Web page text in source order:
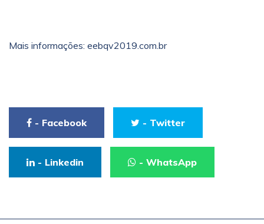
Mais informações: eebqv2019.com.br
- Facebook - Twitter
- Linkedin - WhatsApp